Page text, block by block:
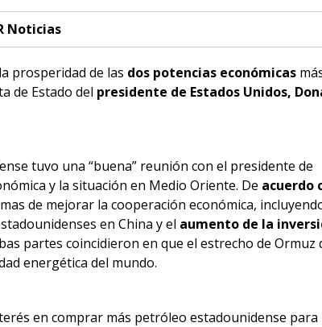
Noticias
prosperidad de las dos potencias económicas
de Estado del presidente de Estados Unidos,
tuvo una “buena” reunión con el presidente de
y la situación en Medio Oriente. De acuerdo
de mejorar la cooperación económica,
en China y el aumento de la
partes coincidieron en que el estrecho de Ormuz
energética del mundo.
en comprar más petróleo estadounidense para